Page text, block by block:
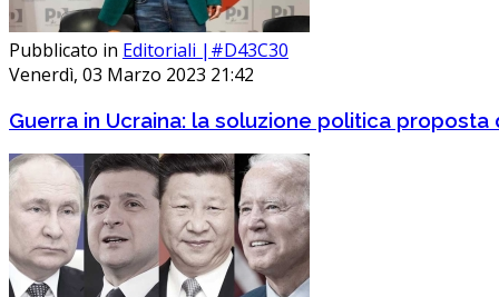
Pubblicato in Editoriali |#D43C30
Venerdì, 03 Marzo 2023 21:42
Guerra in Ucraina: la soluzione politica proposta